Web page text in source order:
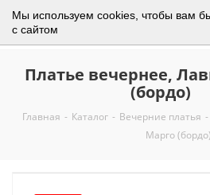
Мы используем cookies, чтобы вам
с сайтом
Платье вечернее,
(бордо)
Главная - Каталог - Вечерние платья -
Марго (бордо)